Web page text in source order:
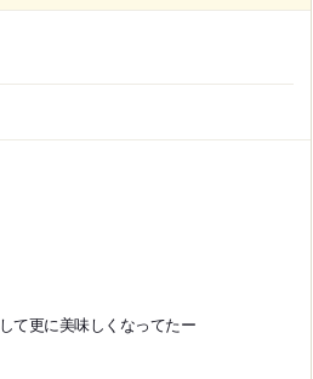
て更に美味しくなってたー